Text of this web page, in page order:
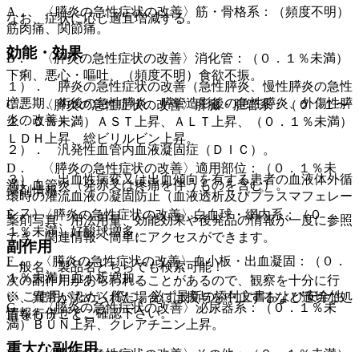
A． 〈膵炎の急性症状の改善〉筋・骨格系：（頻度不明）
筋肉痛、関節痛。
B． 〈膵炎の急性症状の改善〉消化管：（０．１％未満）
下痢、悪心・嘔吐、（頻度不明）食欲不振。
C． 〈膵炎の急性症状の改善〉肝臓・胆管系：（０．１〜
１．０％未満）ＡＳＴ上昇、ＡＬＴ上昇、（０．１％未満）
ＬＤＨ上昇、総ビリルビン上昇。
D． 〈膵炎の急性症状の改善〉適用部位：（０．１％未
満）血管炎（発赤又は疼痛を伴うものを含む）。
E． 〈膵炎の急性症状の改善〉白血球・網内系：（０．
１％未満）好酸球増多。
F． 〈膵炎の急性症状の改善〉血小板・出血凝固：（０．
１％未満）血小板増加。
G． 〈膵炎の急性症状の改善〉泌尿器系：（０．１％未
満）ＢＵＮ上昇、クレアチニン上昇。
なお、症状に応じ適宜増減する。
効能・効果
１）． 膵炎の急性症状の改善（急性膵炎、慢性膵炎の急性
増悪期、術後の急性膵炎、膵管造影後の急性膵炎、外傷性膵
炎の改善）。
２）． 汎発性血管内血液凝固症（ＤＩＣ）。
３）． 出血性病変又は出血傾向を有する患者の血液体外循
環時の灌流血液の凝固防止（血液透析及びプラスマフェレー
シス）。
副作用
次の副作用があらわれることがあるので、観察を十分に行
い、異常が認められた場合には投与を中止するなど適切な処
置を行うこと。
重大な副作用
薬剤情報
薬剤写真、用法用量、効能効果や後発品の情報が一度に参照
でき、関連情報へ簡単にアクセスができます。
一般名、製品名どちらでも検索可能！
※ ご使用いただく際に、必ず最新の添付文書および安全性
情報も併せてご確認下さい。